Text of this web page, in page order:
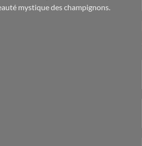
mystique des champignons.